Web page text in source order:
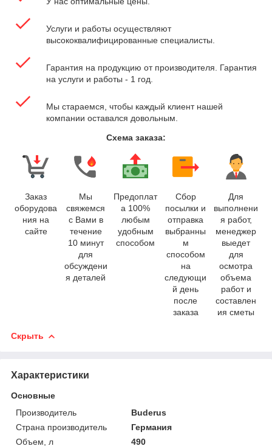
Услуги и работы осуществляют
высококвалифицированные специалисты.
Гарантия на продукцию от производителя. Гарантия
на услуги и работы - 1 год.
Мы стараемся, чтобы каждый клиент нашей
компании оставался довольным.
Схема заказа:
Заказ
оборудова
ния на
сайте
Мы
свяжемся
с Вами в
течение
10 минут
для
обсуждени
я деталей
Предоплат
а 100%
любым
удобным
способом
Сбор
посылки и
отправка
выбранны
м
способом
на
следующи
й день
после
заказа
Для
выполнени
я работ,
менеджер
выедет
для
осмотра
объема
работ и
составлен
ия сметы
Скрыть
Характеристики
Основные
Производитель
Buderus
Страна производитель
Германия
Объем, л
490